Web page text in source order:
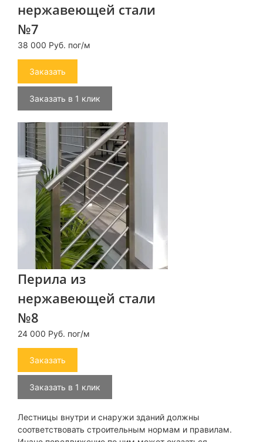
нержавеющей стали
№7
38 000 Руб. пог/м
Заказать
Заказать в 1 клик
Перила из
нержавеющей стали
№8
24 000 Руб. пог/м
Заказать
Заказать в 1 клик
Лестницы внутри и снаружи зданий должны
соответствовать строительным нормам и правилам.